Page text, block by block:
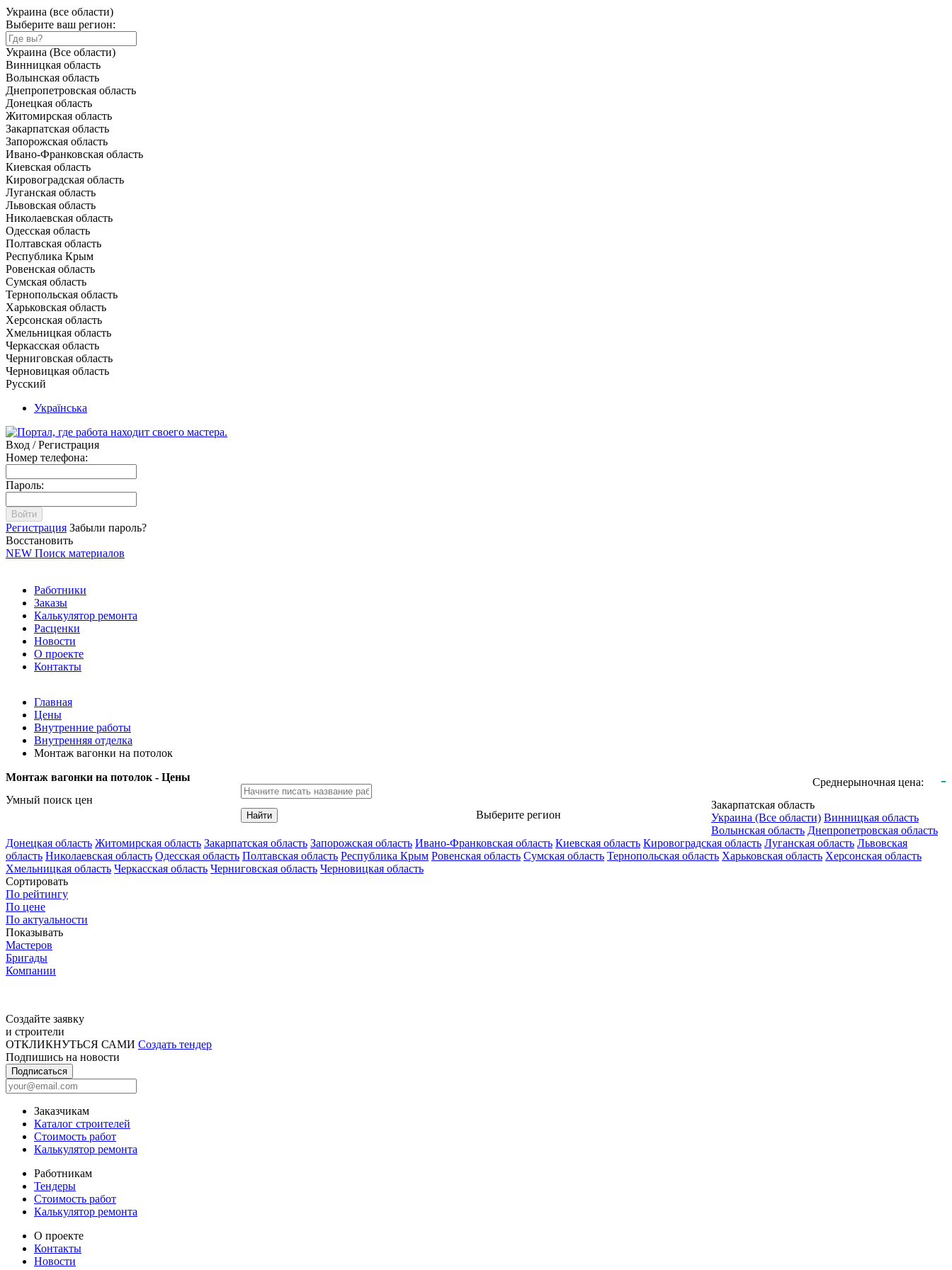
Украина (все области)
Выберите ваш регион:
Украина (Все области)
Винницкая область
Волынская область
Днепропетровская область
Донецкая область
Житомирская область
Закарпатская область
Запорожская область
Ивано-Франковская область
Киевская область
Кировоградская область
Луганская область
Львовская область
Николаевская область
Одесская область
Полтавская область
Республика Крым
Ровенская область
Сумская область
Тернопольская область
Харьковская область
Херсонская область
Хмельницкая область
Черкасская область
Черниговская область
Черновицкая область
Русский
Українська
Вход / Регистрация
Номер телефона:
Пароль:
Войти
Регистрация Забыли пароль?
Восстановить
NEW Поиск материалов
Работники
Заказы
Калькулятор ремонта
Расценки
Новости
О проекте
Контакты
Главная
Цены
Внутренние работы
Внутренняя отделка
Монтаж вагонки на потолок
Монтаж вагонки на потолок - Цены
Среднерыночная цена: -
Умный поиск цен
Найти Выберите регион
Закарпатская область
Украина (Все области) Винницкая область
Волынская область Днепропетровская область
Донецкая область Житомирская область Закарпатская область Запорожская область Ивано-Франковская область Киевская область Кировоградская область Луганская область Львовская
область Николаевская область Одесская область Полтавская область Республика Крым Ровенская область Сумская область Тернопольская область Харьковская область Херсонская область
Хмельницкая область Черкасская область Черниговская область Черновицкая область
Сортировать
По рейтингу
По цене
По актуальности
Показывать
Мастеров
Бригады
Компании
Создайте заявку
и строители
ОТКЛИКНУТЬСЯ САМИ Создать тендер
Подпишись на новости
Подписаться
Заказчикам
Каталог строителей
Стоимость работ
Калькулятор ремонта
Работникам
Тендеры
Стоимость работ
Калькулятор ремонта
О проекте
Контакты
Новости